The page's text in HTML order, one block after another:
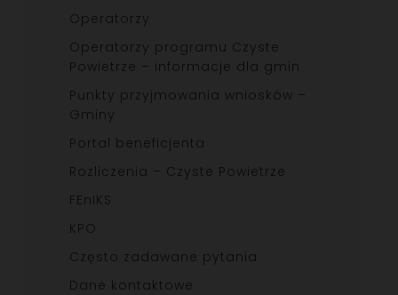
Operatorzy
Operatorzy programu Czyste
Powietrze – informacje dla gmin
Punkty przyjmowania wniosków –
Gminy
Portal beneficjenta
Rozliczenia – Czyste Powietrze
FEnIKS
KPO
Często zadawane pytania
Dane kontaktowe